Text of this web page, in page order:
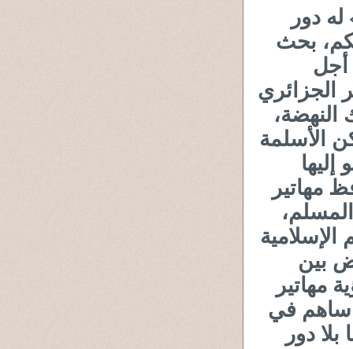
دور
بحث
أجل
الجزائري
الأسلمة
مهاتير
بين
مهاتير
ساهم في
دور